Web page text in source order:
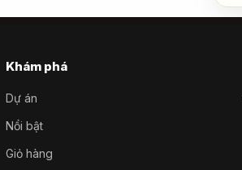
Khám phá
Dự án
Nổi bật
Giỏ hàng